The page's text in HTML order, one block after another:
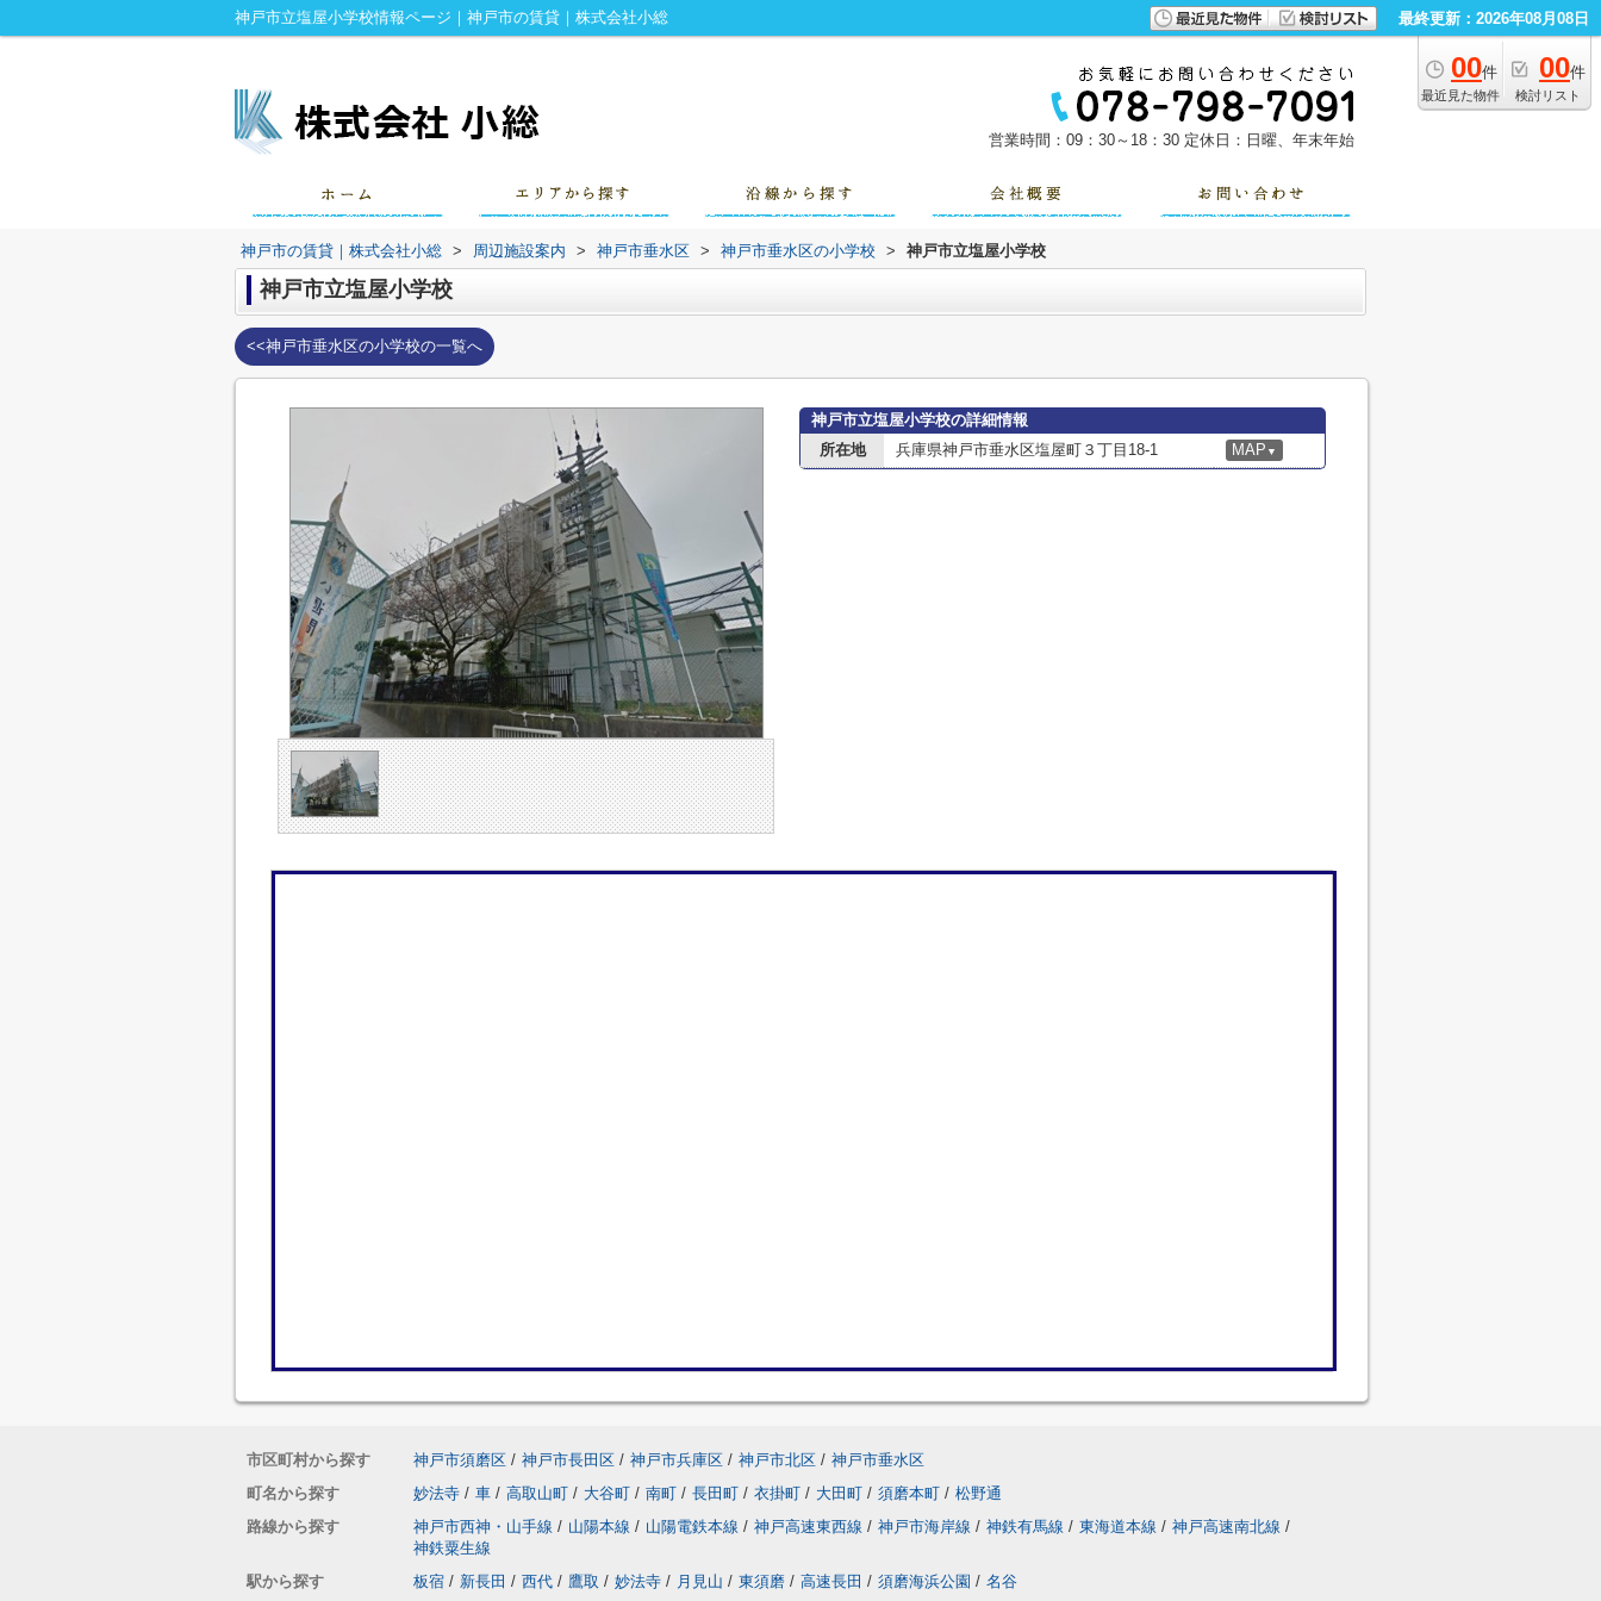
神戸市立塩屋小学校情報ページ｜神戸市の賃貸｜株式会社小総 最終更新：2026年08月08日
00件
最近見た物件
00件
検討リスト
営業時間：09：30～18：30 定休日：日曜、年末年始
神戸市の賃貸｜株式会社小総 > 周辺施設案内 > 神戸市垂水区 > 神戸市垂水区の小学校 > 神戸市立塩屋小学校
神戸市立塩屋小学校
<<神戸市垂水区の小学校の一覧へ
神戸市立塩屋小学校の詳細情報
所在地
兵庫県神戸市垂水区塩屋町３丁目18-1 MAP ▼
市区町村から探す 神戸市須磨区 / 神戸市長田区 / 神戸市兵庫区 / 神戸市北区 / 神戸市垂水区
町名から探す
妙法寺 / 車 / 高取山町 / 大谷町 / 南町 / 長田町 / 衣掛町 / 大田町 / 須磨本町 / 松野通
路線から探す
神戸市西神・山手線 / 山陽本線 / 山陽電鉄本線 / 神戸高速東西線 / 神戸市海岸線 / 神鉄有馬線 / 東海道本線 / 神戸高速南北線 /
神鉄粟生線
駅から探す
板宿 / 新長田 / 西代 / 鷹取 / 妙法寺 / 月見山 / 東須磨 / 高速長田 / 須磨海浜公園 / 名谷